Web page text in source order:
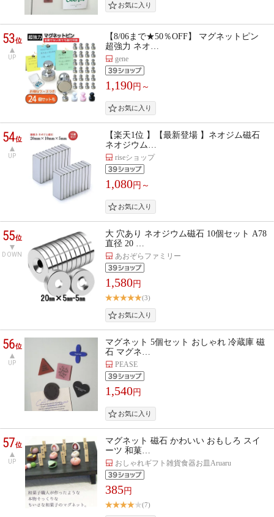
53位
UP
【8/06まで★50％OFF】 マグネットピン
超強力 ネオ…
gene
1,190円～
54位
UP
【楽天1位 】【最新登場 】ネオジム磁石
ネオジウム…
riseショップ
1,080円～
55位
DOWN
大 穴あり ネオジウム磁石 10個セット A78
直径 20 …
あおぞらファミリー
1,580円
(3)
56位
UP
マグネット 5個セット おしゃれ 冷蔵庫 磁
石 マグネ…
PEASE
1,540円
57位
UP
マグネット 磁石 かわいい おもしろ スイ
ーツ 和菓…
おしゃれギフト雑貨食器お皿Aruaru
385円
(7)